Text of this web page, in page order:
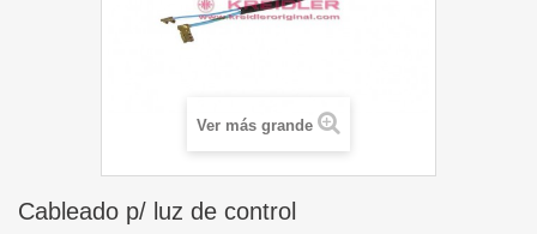
Ver más grande
Cableado p/ luz de control